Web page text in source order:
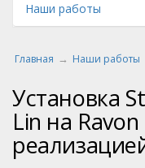
Наши работы
Главная Наши работы
Установка
Lin на